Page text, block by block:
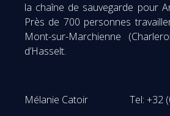
la chaîne de sauvegarde pour
Près de 700 personnes
Mont-sur-Marchienne
d’Hasselt.
Mélanie Catoir Tel: +32